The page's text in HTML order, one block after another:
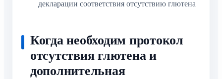
Когда необходим протокол
дополнительная сертификация
При выводе новых продуктовых линеек,